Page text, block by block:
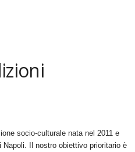
socio-culturale nata nel 2011 e
Il nostro obiettivo prioritario è